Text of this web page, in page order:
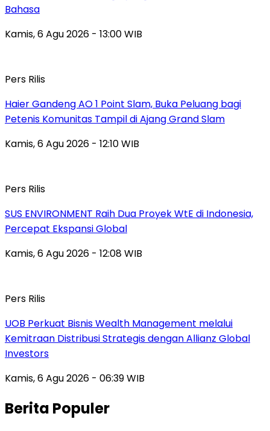
Bahasa
Kamis, 6 Agu 2026 - 13:00 WIB
Pers Rilis
Haier Gandeng AO 1 Point Slam, Buka Peluang bagi
Petenis Komunitas Tampil di Ajang Grand Slam
Kamis, 6 Agu 2026 - 12:10 WIB
Pers Rilis
SUS ENVIRONMENT Raih Dua Proyek WtE di Indonesia,
Percepat Ekspansi Global
Kamis, 6 Agu 2026 - 12:08 WIB
Pers Rilis
UOB Perkuat Bisnis Wealth Management melalui
Kemitraan Distribusi Strategis dengan Allianz Global
Investors
Kamis, 6 Agu 2026 - 06:39 WIB
Berita Populer